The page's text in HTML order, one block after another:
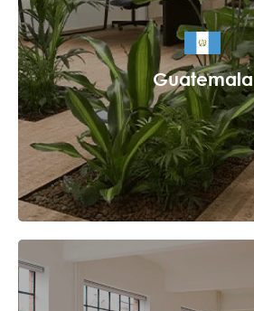
Guatemala